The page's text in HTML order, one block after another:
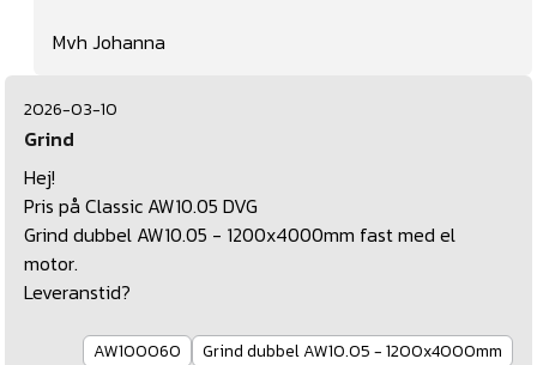
Mvh Johanna
2026-03-10
Grind
Hej!
Pris på Classic AW10.05 DVG
Grind dubbel AW10.05 - 1200x4000mm fast med el
motor.
Leveranstid?
AW100060
Grind dubbel AW10.05 - 1200x4000mm